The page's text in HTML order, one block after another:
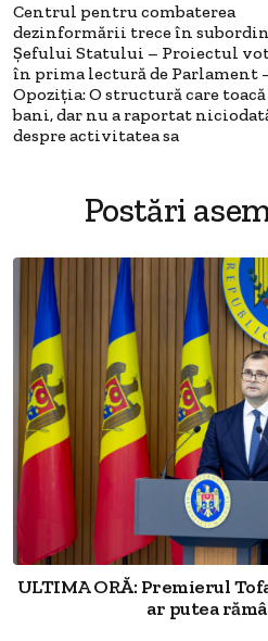
Centrul pentru combaterea
dezinformării trece în
Șefului Statului – Proiectul
în prima lectură de Parlament
Opoziția: O structură care toacă
bani, dar nu a raportat
despre activitatea sa
Postări
ULTIMA ORĂ: Premierul
ar putea